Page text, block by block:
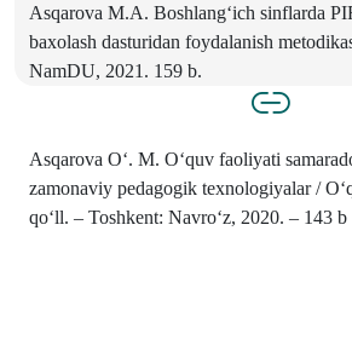
Asqarova M.A. Boshlang‘ich sinflarda
baxolash dasturidan foydalanish
NamDU, 2021. 159 b.
Asqarova O‘. M. O‘quv faoliyati
zamonaviy pedagogik texnologiyalar /
qo‘ll. – Toshkent: Navro‘z, 2020. – 143 b